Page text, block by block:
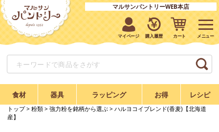
マルサンパントリーWEB本店
マイページ 購入履歴 カート
食材 器具 ラッピング お得 レシピ
トップ> 粉類> 強力粉を銘柄から選ぶ> ハルヨコイブレンド(香麦)【北海道
産】